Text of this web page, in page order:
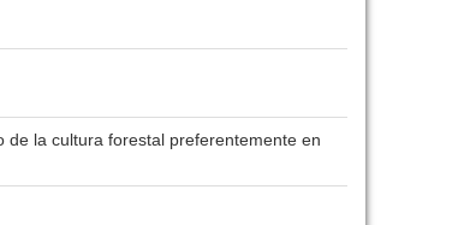
la cultura forestal preferentemente en